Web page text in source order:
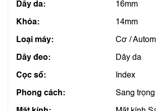
Dây da: 16mm
Khóa: 14mm
Loại máy: Cơ /
Dây đeo: Dây da
Cọc số: Index
Phong cách: Sang trọng